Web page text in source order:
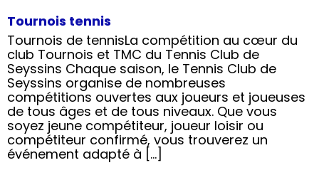
Tournois tennis
Tournois de tennisLa compétition au cœur du
club Tournois et TMC du Tennis Club de
Seyssins Chaque saison, le Tennis Club de
Seyssins organise de nombreuses
compétitions ouvertes aux joueurs et joueuses
de tous âges et de tous niveaux. Que vous
soyez jeune compétiteur, joueur loisir ou
compétiteur confirmé, vous trouverez un
événement adapté à […]